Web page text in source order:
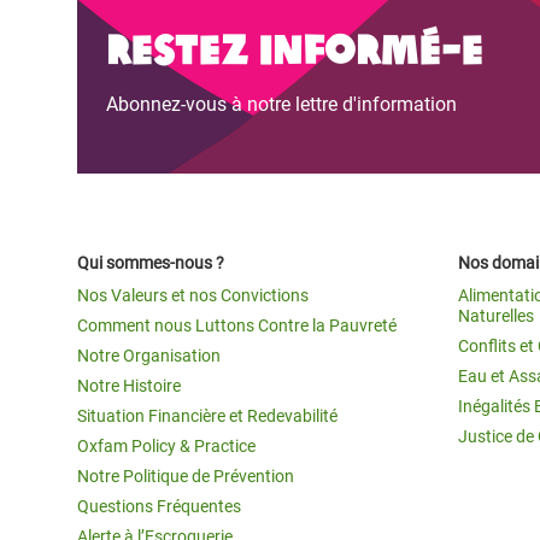
Inégalités Extrêmes et
Services Essentiels
Inequality and Rights in a
Crise
Crise
Mettons Fin à la Souffrance qui se Cache
Derrière notre Alimentation
Les Violences Faites aux Femmes et aux
Restez informé-e
Abonnez-vous à notre lettre d'information
Qui sommes-nous ?
Nos Valeurs et nos Convictions
Comment nous Luttons Contre la Pauvreté
Notre Organisation
Notre Histoire
Situation Financière et Redevabilité
Oxfam Policy & Practice
Notre Politique de Prévention
Questions Fréquentes
Nos
Naturelles
Conflits et
Eau et
Inégalités
Justice de